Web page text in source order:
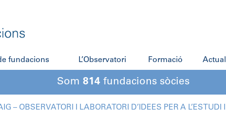
fundacions L’Observatori Formació
Som 814 fundacions sòcies
– OBSERVATORI I LABORATORI D’IDEES PER A